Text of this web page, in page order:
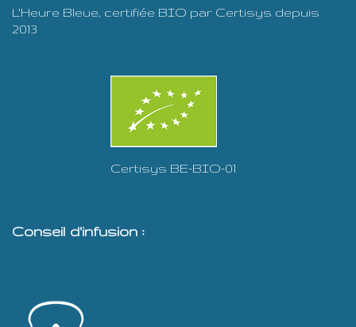
L'Heure Bleue, certifiée BIO par Certisys depuis
2013
Certisys BE-BIO-01
Conseil d'infusion :